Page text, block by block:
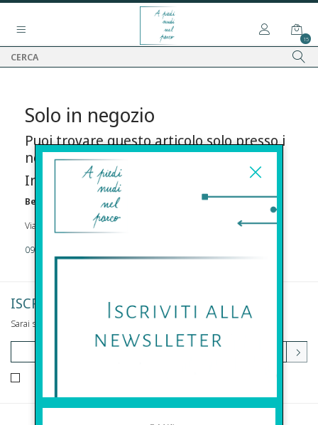
15
Solo in negozio
Puoi trovare questo articolo solo presso i
nostri punti vendita:
Info contatti
Before s.r.l.s.
Via Della Maestranza , 23 96100 Siracusa
09311962373
ISCRIVITI ALLA NEWSLETTER
Sarai sempre aggiornato su offerte e promozioni.